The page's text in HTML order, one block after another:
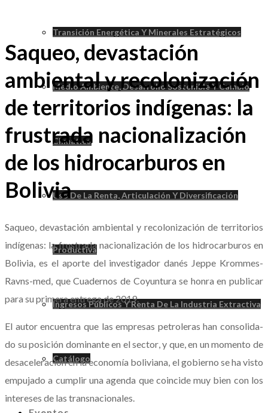
Transición Energética Y Minerales Estratégicos
Medio Ambiente, Desarrollo Sostenible Y Cambio
Climático
Uso De La Renta, Articulación Y Diversificación
Productiva
Ingresos Públicos Y Renta De La Industria Extractiva
Catálogo
Saqueo, devastación
ambiental y recolonización
de territorios indígenas: la
frustrada nacionalización
de los hidrocarburos en
Bolivia
Saqueo, devastación ambiental y recolonización de territorios
indígenas: la frustrada nacionalización de los hidrocarburos en
Bolivia, es el aporte del investigador danés Jeppe Krommes-
Ravns-med, que Cuadernos de Coyuntura se honra en publicar
para su primera entrega de 2019.
El autor encuentra que las empresas petroleras han consolida-
do su posición dominante en el sector, y que, en un momento de
desaceleración en la economía boliviana, el gobierno se ha visto
empujado a cumplir una agenda que coincide muy bien con los
intereses de las transnacionales.